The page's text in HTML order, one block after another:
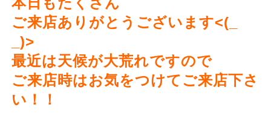
ご来店ありがとうございます<(_
_)>
最近は天候が大荒れですので
ご来店時はお気をつけてご来店下さ
い！！